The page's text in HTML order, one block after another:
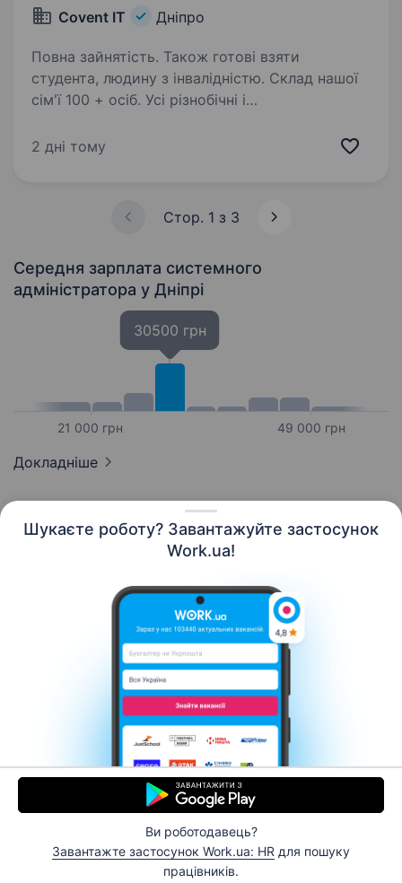
Шукаєте роботу? Завантажуйте застосунок
Work.ua!
Ви роботодавець?
Завантажте застосунок Work.ua: HR для пошуку
працівників.
Covent IT Дніпро
Повна зайнятість. Також готові взяти
студента, людину з інвалідністю. Склад нашої
сім'ї 100 + осіб. Усі різнобічні і
ми в пошуку junior system administrator. Якщо
2 дні тому
Стор. 1 з 3
Середня зарплата системного
адміністратора у Дніпрі
21 000 грн
30500 грн
49 000 грн
Докладніше
Контакти Про нас
Кар’єра
Допомога Умови використання
© 2006–2026 Work.ua. Сервіс пошуку роботи №1 в